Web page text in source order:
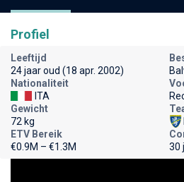
Profiel
Leeftijd
24 jaar oud (18 apr. 2002)
Nationaliteit
ITA
Gewicht
72 kg
ETV Bereik
€0.9M – €1.3M
30